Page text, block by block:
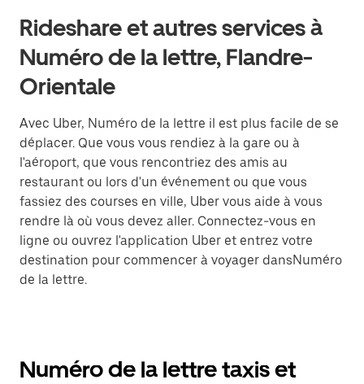
Rideshare et autres services à
Numéro de la lettre, Flandre-
Orientale
Avec Uber, Numéro de la lettre il est plus facile de se
déplacer. Que vous vous rendiez à la gare ou à
l'aéroport, que vous rencontriez des amis au
restaurant ou lors d'un événement ou que vous
fassiez des courses en ville, Uber vous aide à vous
rendre là où vous devez aller. Connectez-vous en
ligne ou ouvrez l'application Uber et entrez votre
destination pour commencer à voyager dansNuméro
de la lettre.
Numéro de la lettre taxis et